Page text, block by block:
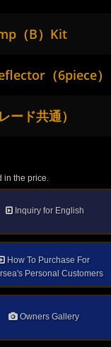
（B）Kit
（6piece）
ード共通）
in the price.
Inquiry for English
How To Purchase For
Personal Customers
Owners Gallery